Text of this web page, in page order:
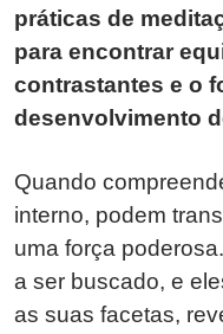
práticas de
para encontrar
contrastantes e o
desenvolvimento
Quando
interno, podem
uma força
a ser buscado, e
as suas facetas,